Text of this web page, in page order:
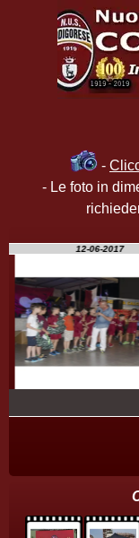
-
- Le foto in
12-06-2017